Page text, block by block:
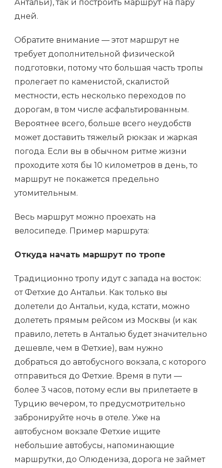
Антальи), так и построить маршрут на пару
дней.
Обратите внимание — этот маршрут не
требует дополнительной физической
подготовки, потому что большая часть тропы
пролегает по каменистой, скалистой
местности, есть несколько переходов по
дорогам, в том числе асфальтированным.
Вероятнее всего, больше всего неудобств
может доставить тяжелый рюкзак и жаркая
погода. Если вы в обычном ритме жизни
проходите хотя бы 10 километров в день, то
маршрут не покажется предельно
утомительным.
Весь маршрут можно проехать на
велосипеде. Пример маршрута:
Откуда начать маршрут по тропе
Традиционно тропу идут с запада на восток:
от Фетхие до Антальи. Как только вы
долетели до Антальи, куда, кстати, можно
долететь прямым рейсом из Москвы (и как
правило, лететь в Анталью будет значительно
дешевле, чем в Фетхие), вам нужно
добраться до автобусного вокзала, с которого
отправиться до Фетхие. Время в пути —
более 3 часов, потому если вы прилетаете в
Турцию вечером, то предусмотрительно
забронируйте ночь в отеле. Уже на
автобусном вокзале Фетхие ищите
небольшие автобусы, напоминающие
маршрутки, до Олюдениза, дорога не займет